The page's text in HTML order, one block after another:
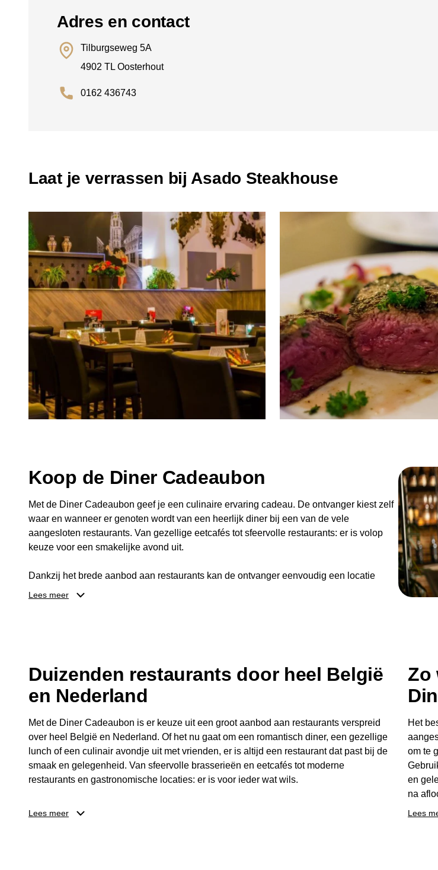
Adres en contact
Tilburgseweg 5A
4902 TL Oosterhout
0162 436743
Laat je verrassen bij Asado Steakhouse
Koop de Diner Cadeaubon
Met de Diner Cadeaubon geef je een culinaire ervaring cadeau. De ontvanger kiest zelf
waar en wanneer er genoten wordt van een heerlijk diner bij een van de vele
aangesloten restaurants. Van gezellige eetcafés tot sfeervolle restaurants: er is volop
keuze voor een smakelijke avond uit.
Dankzij het brede aanbod aan restaurants kan de ontvanger eenvoudig een locatie
kiezen die past bij de smaak en gelegenheid. Zo geeft de Diner Cadeaubon niet alleen
Lees meer
Duizenden restaurants door heel België
en Nederland
Met de Diner Cadeaubon is er keuze uit een groot aanbod aan restaurants verspreid
over heel België en Nederland. Of het nu gaat om een romantisch diner, een gezellige
lunch of een culinair avondje uit met vrienden, er is altijd een restaurant dat past bij de
smaak en gelegenheid. Van sfeervolle brasserieën en eetcafés tot moderne
restaurants en gastronomische locaties: er is voor ieder wat wils.
Dankzij het brede aanbod is er altijd een restaurant in de buurt, bijvoorbeeld in
Lees meer
Zo
Het
om te
en
na
één
Lees